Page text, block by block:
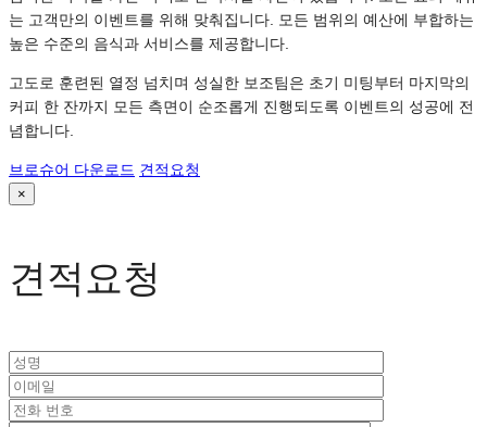
는 고객만의 이벤트를 위해 맞춰집니다. 모든 범위의 예산에 부합하는
높은 수준의 음식과 서비스를 제공합니다.
고도로 훈련된 열정 넘치며 성실한 보조팀은 초기 미팅부터 마지막의
커피 한 잔까지 모든 측면이 순조롭게 진행되도록 이벤트의 성공에 전
념합니다.
브로슈어 다운로드 견적요청
×
견적요청